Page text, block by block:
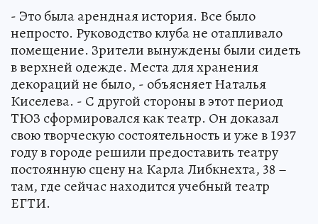
- Это была арендная история. Все было
непросто. Руководство клуба не отапливало
помещение. Зрители вынуждены были сидеть
в верхней одежде. Места для хранения
декораций не было, - объясняет Наталья
Киселева. - С другой стороны в этот период
ТЮЗ сформировался как театр. Он доказал
свою творческую состоятельность и уже в 1937
году в городе решили предоставить театру
постоянную сцену на Карла Либкнехта, 38 –
там, где сейчас находится учебный театр
ЕГТИ.